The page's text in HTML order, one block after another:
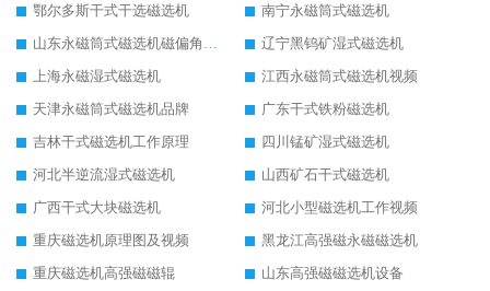
鄂尔多斯干式干选磁选机
南宁永磁筒式磁选机
山东永磁筒式磁选机磁偏角怎么调整
辽宁黑钨矿湿式磁选机
上海永磁湿式磁选机
江西永磁筒式磁选机视频
天津永磁筒式磁选机品牌
广东干式铁粉磁选机
吉林干式磁选机工作原理
四川锰矿湿式磁选机
河北半逆流湿式磁选机
山西矿石干式磁选机
广西干式大块磁选机
河北小型磁选机工作视频
重庆磁选机原理图及视频
黑龙江高强磁永磁磁选机
重庆磁选机高强磁磁辊
山东高强磁磁选机设备